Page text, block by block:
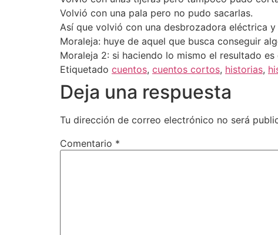
Volvió con una pala pero no pudo sacarlas.
Así que volvió con una desbrozadora eléctrica
Moraleja: huye de aquel que busca conseguir
Moraleja 2: si haciendo lo mismo el resultado
Etiquetado cuentos, cuentos cortos, historias,
Deja una respuesta
Tu dirección de correo electrónico no será
Comentario *